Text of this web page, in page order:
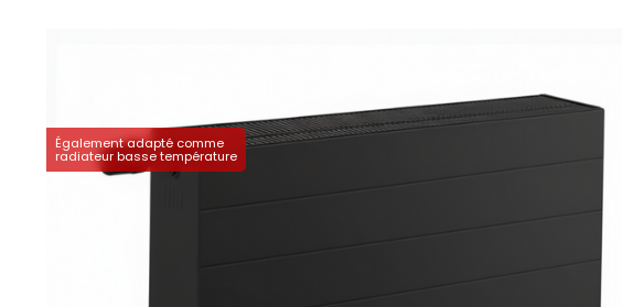
Également adapté comme
radiateur basse température